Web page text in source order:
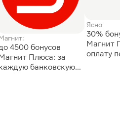
4500 бонусов
Плюса: за
банковскую
Ясно
30%
Магнит
оплату